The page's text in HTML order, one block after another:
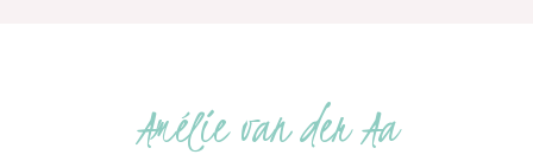
Amélie van der Aa